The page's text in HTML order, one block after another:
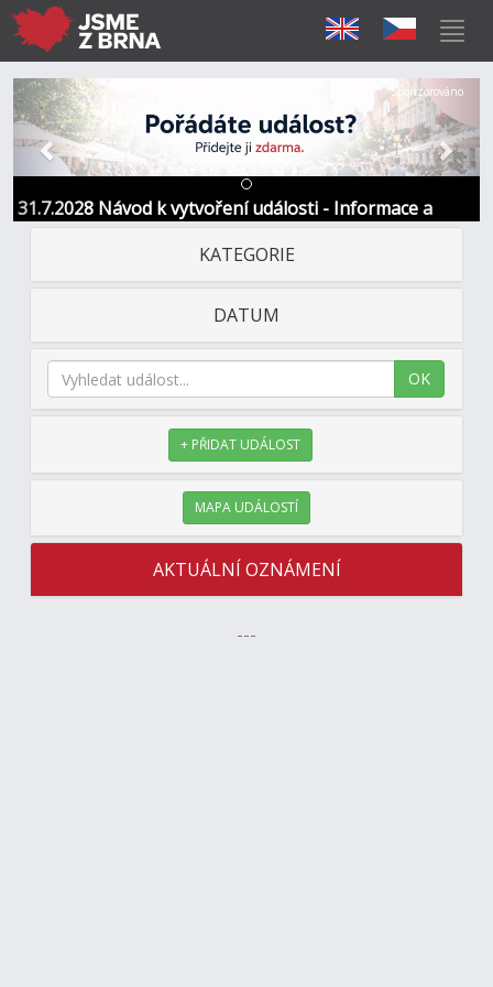
31.7.2028 Návod k vytvoření události - Informace a
kontakt
Předchozí Další
Sponzorováno
KATEGORIE
DATUM
OK
+ PŘIDAT UDÁLOST
MAPA UDÁLOSTÍ
AKTUÁLNÍ OZNÁMENÍ
---